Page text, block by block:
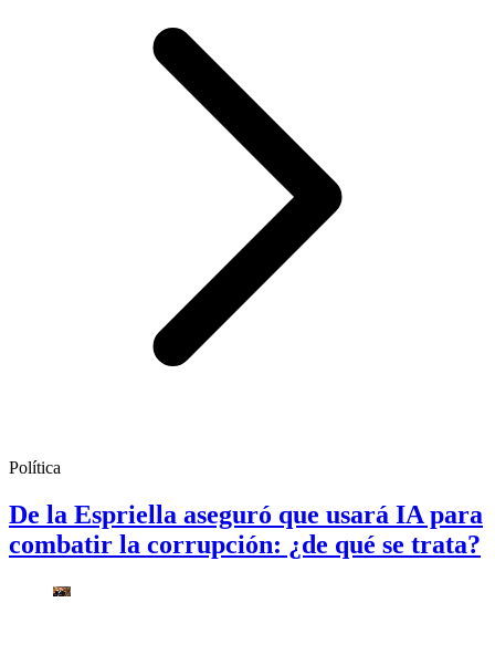
Política
De la Espriella aseguró que usará IA para
combatir la corrupción: ¿de qué se trata?